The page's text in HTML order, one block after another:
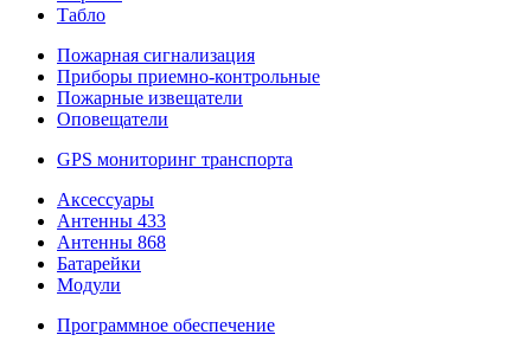
Табло
Пожарная сигнализация
Приборы приемно-контрольные
Пожарные извещатели
Оповещатели
GPS мониторинг транспорта
Аксессуары
Антенны 433
Антенны 868
Батарейки
Модули
Программное обеспечение